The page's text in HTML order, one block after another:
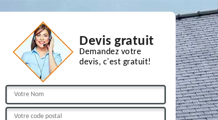
Devis gratuit
Demandez votre
devis, c'est gratuit!